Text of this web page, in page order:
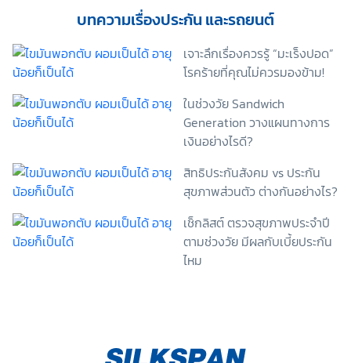
อื่นๆ ท่านสามารถอ่านรายละเอียดนโยบายคุ้มครองข้อมูล
ส่วนบุคคลและสิทธิของเจ้าของข้อมูลส่วนบุคคลได้ที่
เว็บไซต์ คำประกาศเกี่ยวกับความเป็นส่วนตัว ก่อนให้
ความยินยอม ทั้งนี้ ก่อนการแสดงเจตนา ข้าพเจ้าได้อ่าน
รายละเอียดจากเอกสารชี้แจงข้อมูล หรือได้รับคำอธิบาย
เปิดเผยข้อมูลส่วนบุคคล (“ประมวลผลข้อมูลส่วนบุคคล”)
และมีความเข้าใจดีแล้ว ข้าพเจ้าให้ความยินยอมหรือปฏิเสธ
ไม่ให้ความยินยอมในเอกสารนี้ด้วยความสมัครใจ
ข้าพเจ้าสามารถถอนความยินยอมนี้เสียเมื่อใดก็ได้ เว้นแต่
ในกรณีมีข้อจำกัดสิทธิตามกฎหมายหรือยังมีสัญญา
กรณีที่ข้าพเจ้าประสงค์จะไม่ให้ความยินยอม ข้าพเจ้าเข้าใจ
และยอมรับว่า การไม่ให้ความยินยอมจะมีผลทำให้ข้าพเจ้า
(เช่น ข้าพเจ้าอาจได้รับความสะดวกในการใช้บริการน้อย
ยินยอม” ในช่องสนทนา เป็นการแสดงเจตนายินยอมของ
บทความเรื่องประกัน และรถยนต์
เจาะลึกเรื่องควรรู้ “มะเร็งปอด”
โรคร้ายที่คุณไม่ควรมองข้าม!
ในช่วงวัย Sandwich
Generation วางแผนทางการ
เงินอย่างไรดี?
สิทธิประกันสังคม vs ประกัน
สุขภาพส่วนตัว ต่างกันอย่างไร?
เช็กลิสต์ ตรวจสุขภาพประจำปี
ตามช่วงวัย มีผลกับเบี้ยประกัน
ไหม